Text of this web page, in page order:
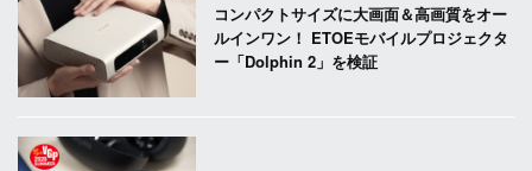
コンパクトサイズに大画面＆高画質をオー
ルインワン！ ETOEモバイルプロジェクタ
ー「Dolphin 2」を検証